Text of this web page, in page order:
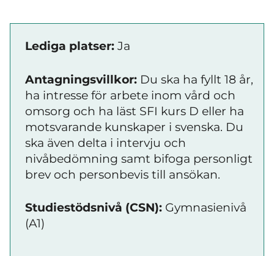
Lediga platser: Ja
Antagningsvillkor: Du ska ha fyllt 18 år,
ha intresse för arbete inom vård och
omsorg och ha läst SFI kurs D eller ha
motsvarande kunskaper i svenska. Du
ska även delta i intervju och
nivåbedömning samt bifoga personligt
brev och personbevis till ansökan.
Studiestödsnivå (CSN): Gymnasienivå
(A1)